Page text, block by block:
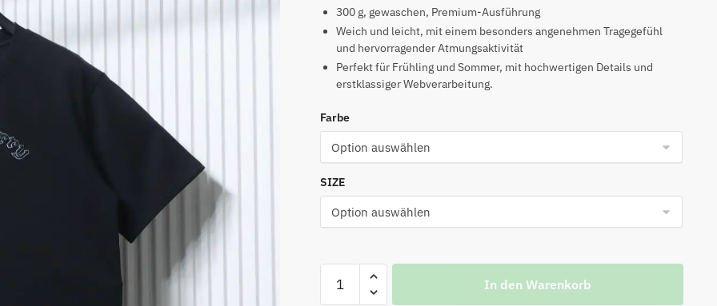
Preis
war:
€99.00
Preis
ist:
€49.00.
300 g, gewaschen, Premium-Ausführung
Weich und leicht, mit einem besonders angenehmen Tragegefühl
und hervorragender Atmungsaktivität
Perfekt für Frühling und Sommer, mit hochwertigen Details und
erstklassiger Webverarbeitung.
Farbe
SIZE
Kurzarm-
In den Warenkorb